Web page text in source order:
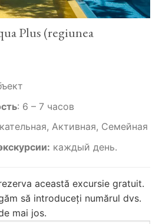
Plus (regiunea
: 6 – 7 часов
Активная, Семейная
каждый день.
această excursie gratuit.
să introduceți numărul dvs.
mai jos.